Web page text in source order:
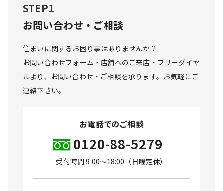
STEP1
お問い合わせ・ご相談
住まいに関するお困り事はありませんか？
お問い合わせフォーム・店舗へのご来店・フリーダイヤ
ルより、お問い合わせ・ご相談を承ります。お気軽にご
連絡下さい。
お電話でのご相談
0120-88-5279
受付時間 9:00〜18:00（日曜定休）